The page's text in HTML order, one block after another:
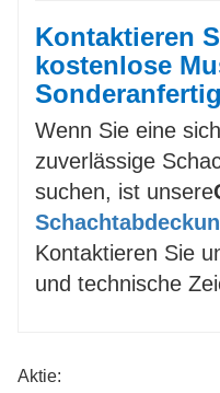
Kontaktieren
kostenlose
Wenn Sie eine
zuverlässige
suchen, ist unsere
Kontaktieren Sie
und technische
Aktie: